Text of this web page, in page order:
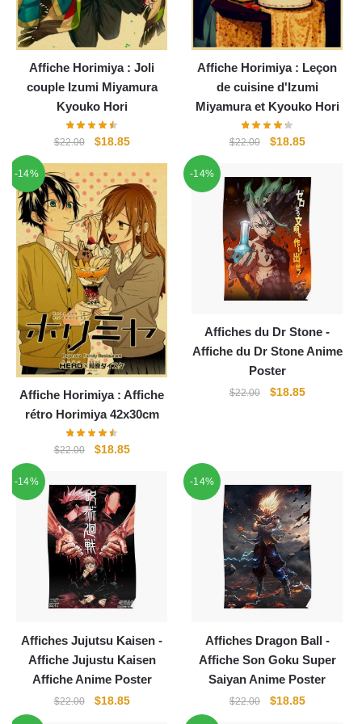
Affiche Horimiya : Joli
couple Izumi Miyamura
Kyouko Hori
$22.00
Le
initial
était :
$22.00.
$18.85Le
actuel
est :
$18.85.
Affiche Horimiya : Leçon
de cuisine d'Izumi
Miyamura et Kyouko Hori
$22.00
Le
initial
était :
$22.00.
$18.85Le
actuel
est :
$18.85.
-14%
Affiche Horimiya : Affiche
rétro Horimiya 42x30cm
$22.00
Le
initial
était :
$22.00.
$18.85Le
actuel
est :
$18.85.
-14%
Affiches du Dr Stone -
Affiche du Dr Stone Anime
Poster
$22.00
Le
$18.85Le
-14%
Affiches Jujutsu Kaisen -
Affiche Jujustu Kaisen
Affiche Anime Poster
$22.00
Le
$18.85Le
-14%
Affiches Dragon Ball -
Affiche Son Goku Super
Saiyan Anime Poster
$22.00
Le
$18.85Le